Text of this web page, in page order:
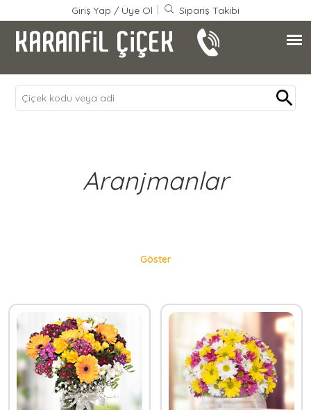
Giriş Yap / Üye Ol Sipariş Takibi
Aranjmanlar
Göster